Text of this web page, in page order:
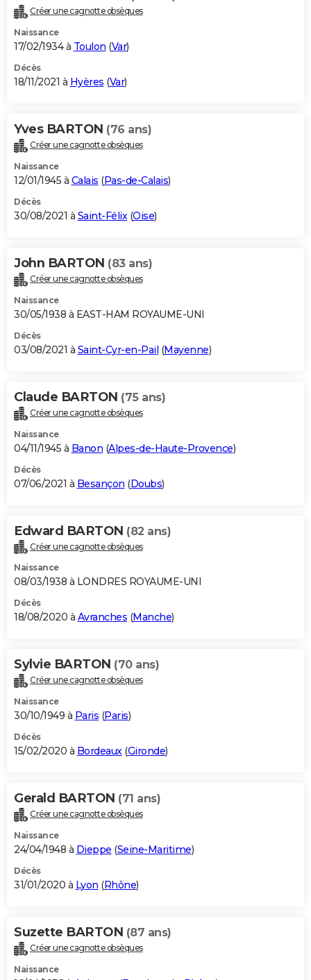
Créer une cagnotte obsèques
Naissance
17/02/1934 à Toulon (Var)
Décès
18/11/2021 à Hyères (Var)
Yves BARTON (76 ans)
Créer une cagnotte obsèques
Naissance
12/01/1945 à Calais (Pas-de-Calais)
Décès
30/08/2021 à Saint-Félix(Oise)
John BARTON (83 ans)
Créer une cagnotte obsèques
Naissance
30/05/1938 à EAST-HAM ROYAUME-UNI
Décès
03/08/2021 à Saint-Cyr-en-Pail (Mayenne)
Claude BARTON (75 ans)
Créer une cagnotte obsèques
Naissance
04/11/1945 à Banon (Alpes-de-Haute-Provence)
Décès
07/06/2021 à Besançon (Doubs)
Edward BARTON (82 ans)
Créer une cagnotte obsèques
Naissance
08/03/1938 à LONDRES ROYAUME-UNI
Décès
18/08/2020 à Avranches (Manche)
Sylvie BARTON (70 ans)
Créer une cagnotte obsèques
Naissance
30/10/1949 à Paris (Paris)
Décès
15/02/2020 à Bordeaux(Gironde)
Gerald BARTON (71 ans)
Créer une cagnotte obsèques
Naissance
24/04/1948 à Dieppe (Seine-Maritime)
Décès
31/01/2020 à Lyon (Rhône)
Suzette BARTON (87 ans)
Créer une cagnotte obsèques
Naissance